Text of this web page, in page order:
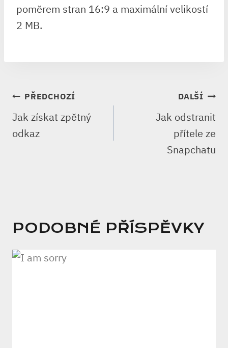
poměrem stran 16:9 a maximální velikostí
2 MB.
NAVIGACE
PRO
PŘÍSPĚVEK
PŘEDCHOZÍ
Jak získat zpětný
odkaz
DALŠÍ
Jak odstranit
přítele ze
Snapchatu
PODOBNÉ PŘÍSPĚVKY